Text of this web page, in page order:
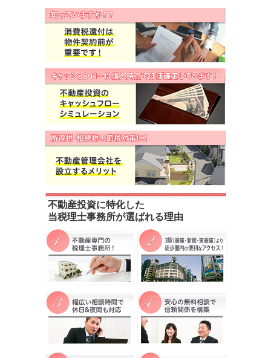
不動産投資に特化した
当税理士事務所が選ばれる理由